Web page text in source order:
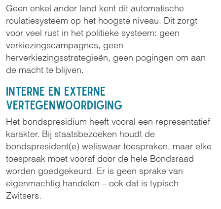
Geen enkel ander land kent dit automatische
roulatiesysteem op het hoogste niveau. Dit zorgt
voor veel rust in het politieke systeem: geen
verkiezingscampagnes, geen
herverkiezingsstrategieën, geen pogingen om aan
de macht te blijven.
Interne en externe
vertegenwoordiging
Het bondspresidium heeft vooral een representatief
karakter. Bij staatsbezoeken houdt de
bondspresident(e) weliswaar toespraken, maar elke
toespraak moet vooraf door de hele Bondsraad
worden goedgekeurd. Er is geen sprake van
eigenmachtig handelen – ook dat is typisch
Zwitsers.